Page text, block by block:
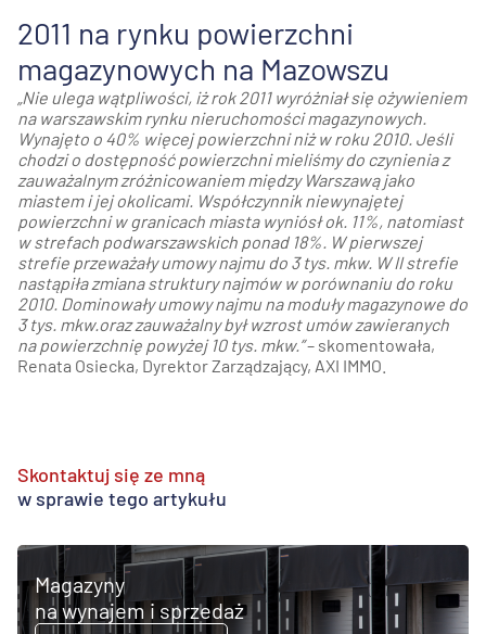
2011 na rynku powierzchni
magazynowych na Mazowszu
„Nie ulega wątpliwości, iż rok 2011 wyróżniał się ożywieniem
na warszawskim rynku nieruchomości magazynowych.
Wynajęto o 40% więcej powierzchni niż w roku 2010. Jeśli
chodzi o dostępność powierzchni mieliśmy do czynienia z
zauważalnym zróżnicowaniem między Warszawą jako
miastem i jej okolicami. Współczynnik niewynajętej
powierzchni w granicach miasta wyniósł ok. 11%, natomiast
w strefach podwarszawskich ponad 18%. W pierwszej
strefie przeważały umowy najmu do 3 tys. mkw. W II strefie
nastąpiła zmiana struktury najmów w porównaniu do roku
2010. Dominowały umowy najmu na moduły magazynowe do
3 tys. mkw.oraz zauważalny był wzrost umów zawieranych
na powierzchnię powyżej 10 tys. mkw.”– skomentowała,
Renata Osiecka, Dyrektor Zarządzający, AXI IMMO.
Skontaktuj się ze mną
w sprawie tego artykułu
Magazyny
na wynajem i sprzedaż